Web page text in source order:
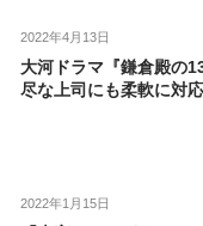
2022年4月13日
大河ドラマ『鎌倉殿の
尽な上司にも柔軟に対
2022年1月15日